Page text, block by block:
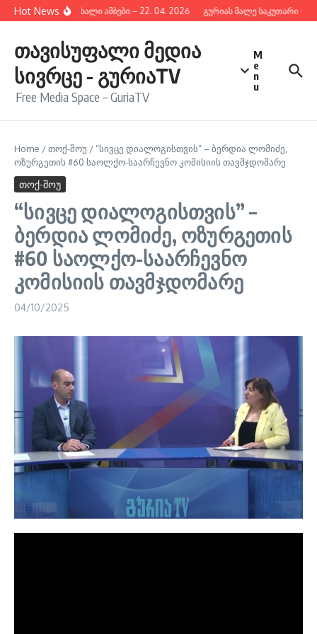
შიგთავსზე გადასვლა
Hot Newsგურიის ახალი ამბები – 22. 04. 2026 გურიას მალე საკუთარი
თავისუფალი მედია
სივრცე - გურიაTV
Free Media Space – GuriaTV
M
e
n
u
Home /თოქ-შოუ / “სივცე დიალოგისთვის” – ბერდია ლომიძე,
ოზურგეთის #60 საოლქო-საარჩევნო კომისიის თავმჯდომარე
თოქ-შოუ
“სივცე დიალოგისთვის” –
ბერდია ლომიძე, ოზურგეთის
#60 საოლქო-საარჩევნო
კომისიის თავმჯდომარე
04/10/2025